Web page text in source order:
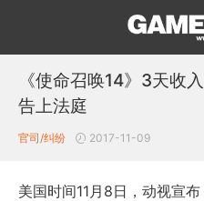
《使命召唤14》3天收
告上法庭
官司/纠纷 2017-11-09
美国时间11月8日，动视宣